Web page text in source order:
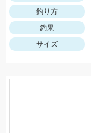
釣り方
釣果
サイズ